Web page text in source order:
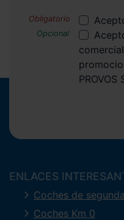
PROVOS
ENLACES
Coches de
Coches Km 0